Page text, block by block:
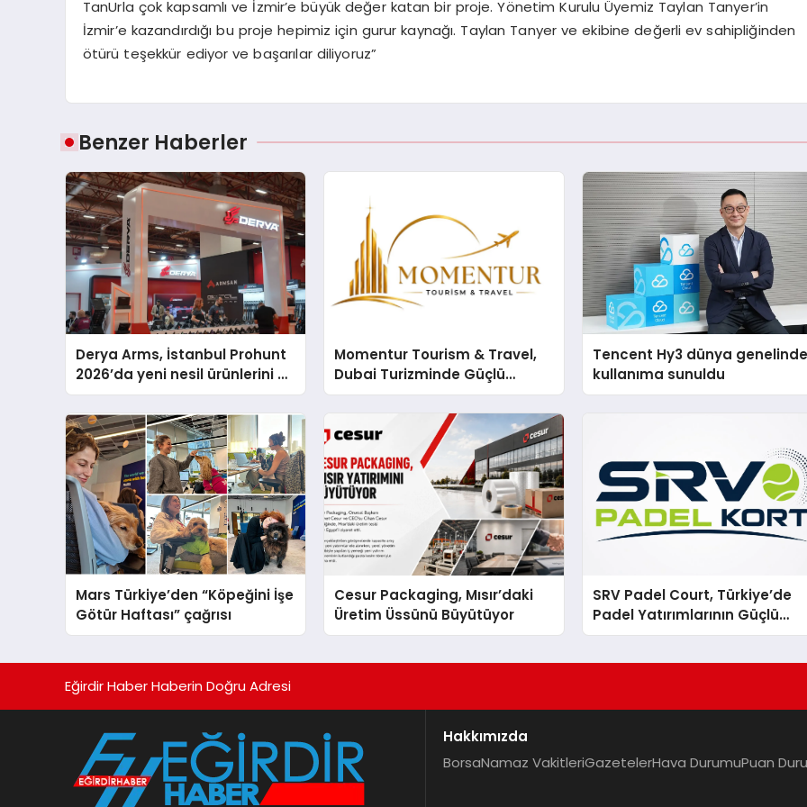
TanUrla çok kapsamlı ve İzmir’e büyük değer katan bir proje. Yönetim Kurulu Üyemiz Taylan Tanyer’in
İzmir’e kazandırdığı bu proje hepimiz için gurur kaynağı. Taylan Tanyer ve ekibine değerli ev sahipliğinden
ötürü teşekkür ediyor ve başarılar diliyoruz”
Benzer Haberler
Derya Arms, İstanbul Prohunt
2026’da yeni nesil ürünlerini ve
global marka vizyonunu
sergiledi
Momentur Tourism & Travel,
Dubai Turizminde Güçlü
Operasyon Ağıyla Fark
Tencent Hy3 dünya
kullanıma sunuldu
Mars Türkiye’den “Köpeğini İşe
Götür Haftası” çağrısı
Cesur Packaging, Mısır’daki
Üretim Üssünü Büyütüyor
SRV Padel Court, Türkiye’de
Padel Yatırımlarının Güçlü
Markası Olmayı Sürdürüyor
Eğirdir Haber Haberin Doğru Adresi
Hakkımızda
BorsaNamaz VakitleriGazetelerHava DurumuPuan